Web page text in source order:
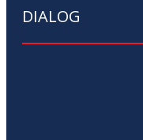
DIALOG